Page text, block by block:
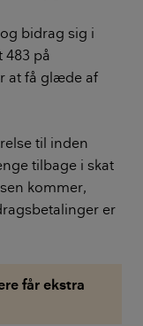
bidrag sig i
483 på
at få glæde af
til inden
tilbage i skat
kommer,
er
får ekstra